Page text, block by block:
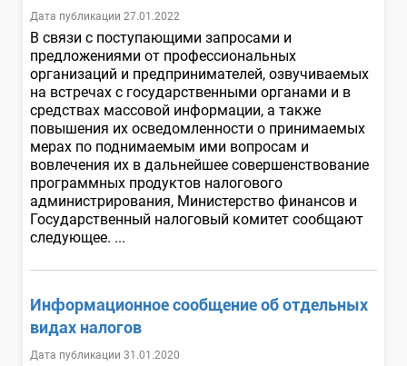
Дата публикации 27.01.2022
В связи с поступающими запросами и
предложениями от профессиональных
организаций и предпринимателей, озвучиваемых
на встречах с государственными органами и в
средствах массовой информации, а также
повышения их осведомленности о принимаемых
мерах по поднимаемым ими вопросам и
вовлечения их в дальнейшее совершенствование
программных продуктов налогового
администрирования, Министерство финансов и
Государственный налоговый комитет сообщают
следующее. ...
Информационное сообщение об отдельных
видах налогов
Дата публикации 31.01.2020